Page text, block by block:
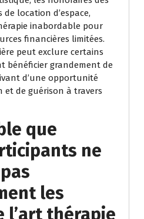
location d’espace,
inabordable pour
financières limitées.
peut exclure certains
bénéficier grandement de
d’une opportunité
et de guérison à travers
que
ne
les
l’art thérapie